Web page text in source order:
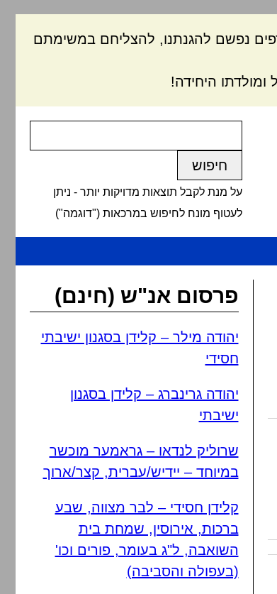
נפשם להגנתנו, להצליחם במשימתם
היחידה!
על מנת לקבל תוצאות מדויקות יותר - ניתן
לעטוף מונח לחיפוש במרכאות ("דוגמה")
פרסום אנ"ש (חינם)
יהודה מילר – קלידן בסגנון ישיבתי
חסידי
יהודה גרינברג – קלידן בסגנון
ישיבתי
שרוליק לנדאו – גראמער מוכשר
במיוחד – יידיש/עברית, קצר/ארוך
קלידן חסידי – לבר מצווה, שבע
ברכות, אירוסין, שמחת בית
השואבה, ל"ג בעומר, פורים וכו'
(בעפולה והסביבה)